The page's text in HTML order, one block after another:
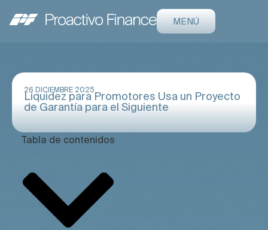
MENÚ
26 DICIEMBRE 2025
Liquidez para Promotores Usa un Proyecto
de Garantía para el Siguiente
Tabla de contenidos